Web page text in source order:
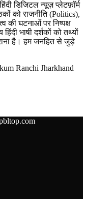
डिजिटल न्यूज़ प्लेटफ़ॉर्म
को राजनीति (Politics),
की घटनाओं पर निष्पक्ष
भाषी दर्शकों को तथ्यों
है। हम जनहित से जुड़े
Ranchi Jharkhand